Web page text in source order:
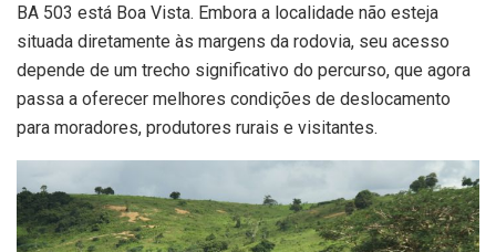
BA 503 está Boa Vista. Embora a localidade não esteja
situada diretamente às margens da rodovia, seu acesso
depende de um trecho significativo do percurso, que agora
passa a oferecer melhores condições de deslocamento
para moradores, produtores rurais e visitantes.